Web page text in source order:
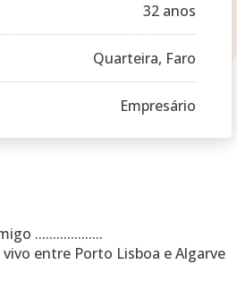
32 anos
Quarteira, Faro
Empresário
...................
vivo entre Porto Lisboa e Algarve